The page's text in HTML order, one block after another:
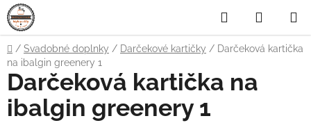
Prejsť
na
obsah
Hľadať
KOŠÍK
Domov
/ Svadobné doplnky / Darčekové kartičky / Darčeková kartička
na ibalgin greenery 1
Darčeková kartička na
ibalgin greenery 1